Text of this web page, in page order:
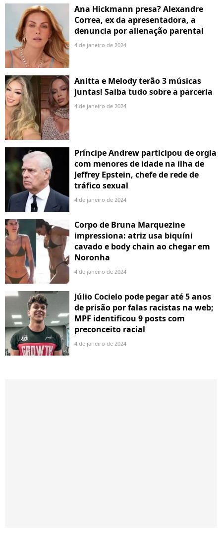
Ana Hickmann presa? Alexandre
Correa, ex da apresentadora, a
denuncia por alienação parental
4 de janeiro de 2024
Anitta e Melody terão 3 músicas
juntas! Saiba tudo sobre a parceria
4 de janeiro de 2024
Príncipe Andrew participou de orgia
com menores de idade na ilha de
Jeffrey Epstein, chefe de rede de
tráfico sexual
4 de janeiro de 2024
Corpo de Bruna Marquezine
impressiona: atriz usa biquíni
cavado e body chain ao chegar em
Noronha
4 de janeiro de 2024
Júlio Cocielo pode pegar até 5 anos
de prisão por falas racistas na web;
MPF identificou 9 posts com
preconceito racial
4 de janeiro de 2024